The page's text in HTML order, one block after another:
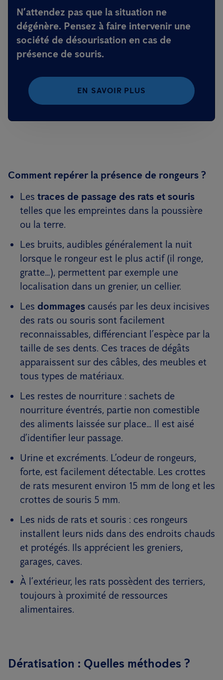
N’attendez pas que la situation ne
dégénère. Pensez à faire intervenir une
société de désourisation en cas de
présence de souris.
EN SAVOIR PLUS
Comment repérer la présence de rongeurs ?
Les traces de passage des rats et souris
telles que les empreintes dans la poussière
ou la terre.
Les bruits, audibles généralement la nuit
lorsque le rongeur est le plus actif (il ronge,
gratte…), permettent par exemple une
localisation dans un grenier, un cellier.
Les dommages causés par les deux incisives
des rats ou souris sont facilement
reconnaissables, différenciant l’espèce par la
taille de ses dents. Ces traces de dégâts
apparaissent sur des câbles, des meubles et
tous types de matériaux.
Les restes de nourriture : sachets de
nourriture éventrés, partie non comestible
des aliments laissée sur place… Il est aisé
d’identifier leur passage.
Urine et excréments. L’odeur de rongeurs,
forte, est facilement détectable. Les crottes
de rats mesurent environ 15 mm de long et les
crottes de souris 5 mm.
Les nids de rats et souris : ces rongeurs
installent leurs nids dans des endroits chauds
et protégés. Ils apprécient les greniers,
garages, caves.
À l’extérieur, les rats possèdent des terriers,
toujours à proximité de ressources
alimentaires.
Dératisation : Quelles méthodes ?